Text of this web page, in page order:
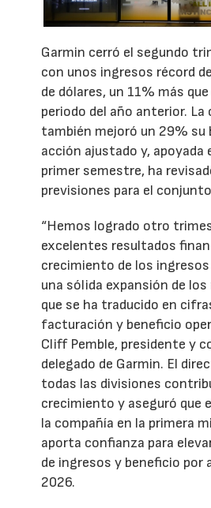
Garmin cerró el segundo
con unos ingresos récord
de dólares, un 11% más
periodo del año anterior. La
también mejoró un 29% su
acción ajustado y, apoyada
primer semestre, ha
previsiones para el
“Hemos logrado otro
excelentes resultados
crecimiento de los
una sólida expansión de
que se ha traducido en
facturación y beneficio
Cliff Pemble, presidente y
delegado de Garmin. El
todas las divisiones
crecimiento y aseguró que
la compañía en la primera
aporta confianza para
de ingresos y beneficio por
2026.